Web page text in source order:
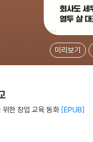
미리보기
한 창업 교육 동화 EPUB